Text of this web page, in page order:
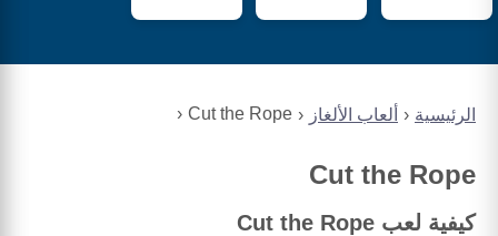
الرئيسية ألعاب الألغاز Cut the Rope
Cut the Rope
كيفية لعب Cut the Rope